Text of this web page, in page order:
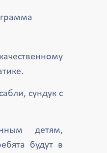
сундук с
детям,
будут в